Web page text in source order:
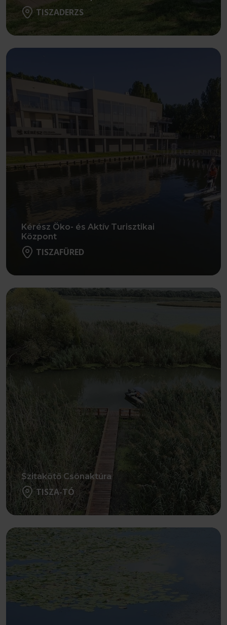
TISZADERZS
Kérész Öko- és Aktív Turisztikai
Központ
TISZAFÜRED
Szitakötő Csónaktúra
TISZA-TÓ